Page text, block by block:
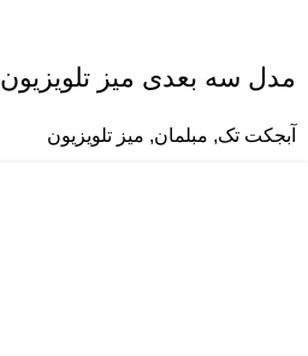
مدل سه بعدی میز تلویزیون 0065
آبجکت تک, مبلمان, میز تلویزیون